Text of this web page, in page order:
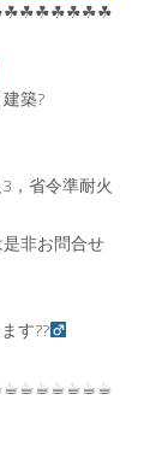
築?
，省令準耐火
非お問合せ
す??‍